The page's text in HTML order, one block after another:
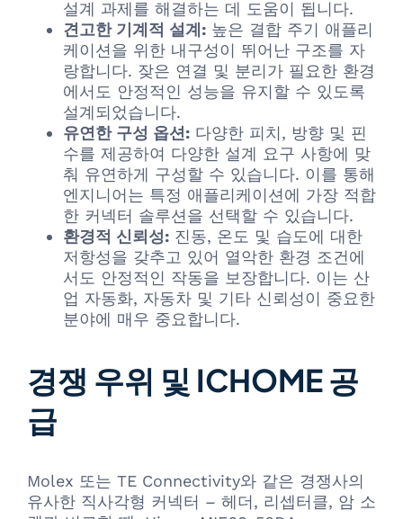
설계 과제를 해결하는 데 도움이 됩니다.
견고한 기계적 설계: 높은 결합 주기 애플리
케이션을 위한 내구성이 뛰어난 구조를 자
랑합니다. 잦은 연결 및 분리가 필요한 환경
에서도 안정적인 성능을 유지할 수 있도록
설계되었습니다.
유연한 구성 옵션: 다양한 피치, 방향 및 핀
수를 제공하여 다양한 설계 요구 사항에 맞
춰 유연하게 구성할 수 있습니다. 이를 통해
엔지니어는 특정 애플리케이션에 가장 적합
한 커넥터 솔루션을 선택할 수 있습니다.
환경적 신뢰성: 진동, 온도 및 습도에 대한
저항성을 갖추고 있어 열악한 환경 조건에
서도 안정적인 작동을 보장합니다. 이는 산
업 자동화, 자동차 및 기타 신뢰성이 중요한
분야에 매우 중요합니다.
경쟁 우위 및 ICHOME 공
급
Molex 또는 TE Connectivity와 같은 경쟁사의
유사한 직사각형 커넥터 – 헤더, 리셉터클, 암 소